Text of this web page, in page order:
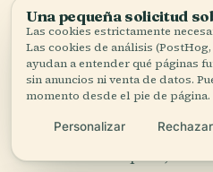
desplazamiento. El 21 de
registros del Archivo
prestó juramento de
declarando a este país
que había perdido en el
Una década después,
Una pequeña solicitud
Las cookies estrictamente
Las cookies de análisis
ayudan a entender qué páginas
sin anuncios ni venta de datos.
momento desde el pie de página.
Personalizar